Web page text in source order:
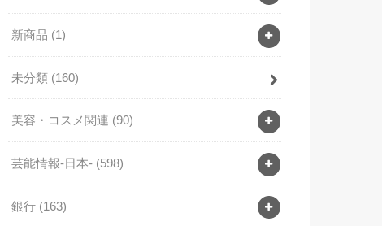
新商品 (1)
未分類 (160)
美容・コスメ関連 (90)
芸能情報-日本- (598)
銀行 (163)